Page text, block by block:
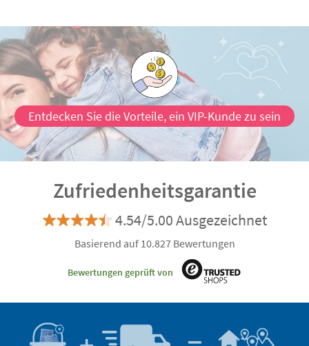
Entdecken Sie die Vorteile, ein VIP-Kunde zu sein
Zufriedenheitsgarantie
4.54/5.00 Ausgezeichnet
Basierend auf 10.827 Bewertungen
Bewertungen geprüft von